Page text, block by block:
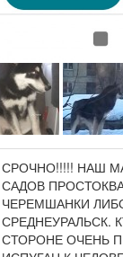
СРОЧНО!!!!! НАШ
САДОВ
ЧЕРЕМШАНКИ
СРЕДНЕУРАЛЬСК.
СТОРОНЕ ОЧЕНЬ